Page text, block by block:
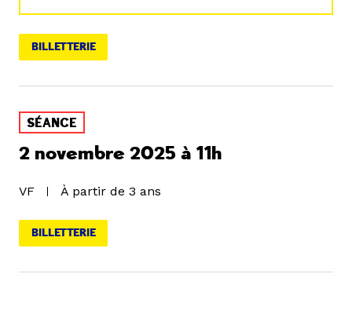
BILLETTERIE
SÉANCE
2 novembre 2025 à 11h
VF À partir de 3 ans
BILLETTERIE